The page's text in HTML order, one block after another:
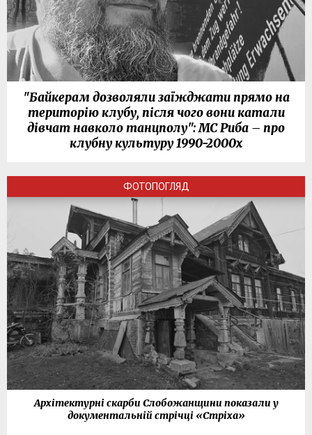
"Байкерам дозволяли заїжджати прямо на
територію клубу, після чого вони катали
дівчат навколо танцполу": МС Риба – про
клубну культуру 1990-2000х
ФОТОПОГЛЯД
Архітектурні скарби Слобожанщини показали у
документальній стрічці «Стріха»